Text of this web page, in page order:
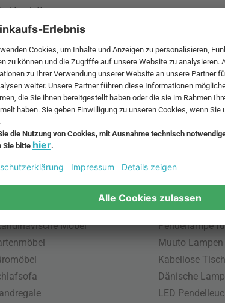
Henriette
heute eine der
MwSt. und zzgl.
Möbel
Pendellampe
Muuto Lampen
Kabellose
Dänische
LED